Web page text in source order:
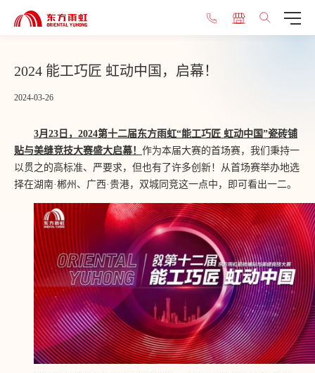
2024 能工巧匠 虹动中国，启幕！
2024-03-26
3月23日，2024第十二届东方雨虹“能工巧匠 虹动中国”瓷砖铺
贴与美缝竞技大赛盛大启幕！ 作为本届大赛的首场赛，我们秉持一
以贯之的高标准、严要求，但也有了许多创新！从首场赛举办地选
择在湖南·郴州、广西·贵港，双城同竞这一点中，即可看出一二。